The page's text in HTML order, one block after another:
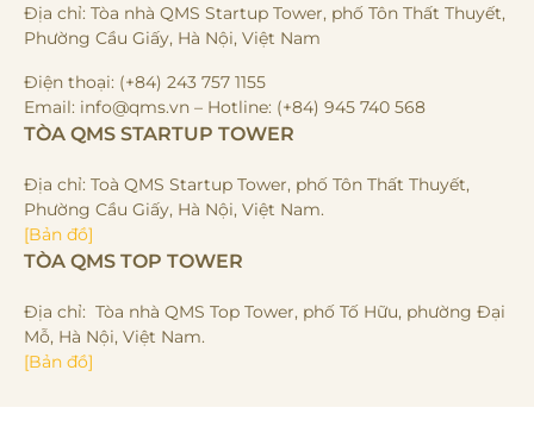
Địa chỉ: Tòa nhà QMS Startup Tower, phố Tôn Thất Thuyết,
Phường Cầu Giấy, Hà Nội, Việt Nam
Điện thoại: (+84) 243 757 1155
Email: info@qms.vn – Hotline: (+84) 945 740 568
TÒA QMS STARTUP TOWER
Địa chỉ: Toà QMS Startup Tower, phố Tôn Thất Thuyết,
Phường Cầu Giấy, Hà Nội, Việt Nam.
[Bản đồ]
TÒA QMS TOP TOWER
Địa chỉ: Tòa nhà QMS Top Tower, phố Tố Hữu, phường Đại
Mỗ, Hà Nội, Việt Nam.
[Bản đồ]